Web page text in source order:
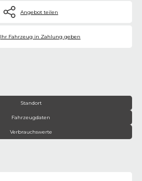
Angebot teilen
Ihr Fahrzeug in Zahlung geben
Standort
Fahrzeugdaten
Verbrauchswerte